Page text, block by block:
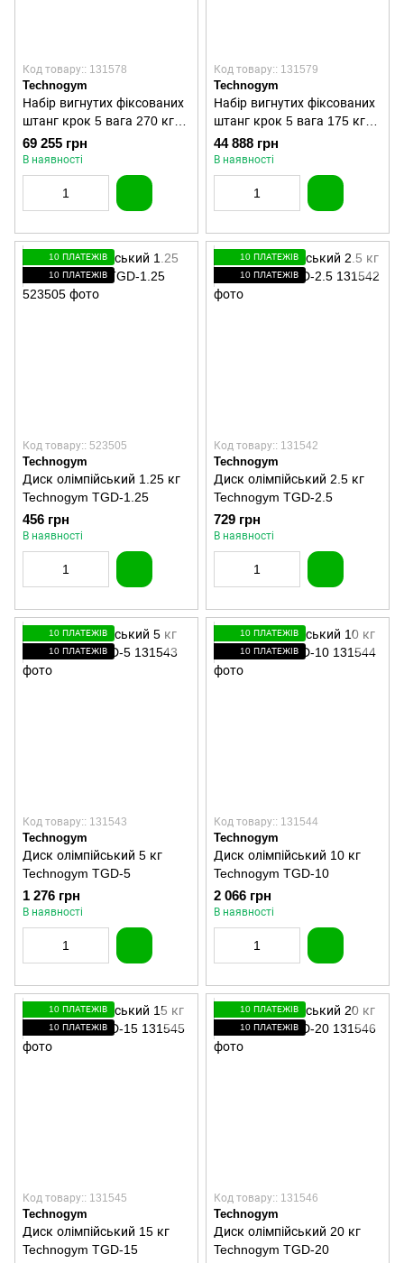
Код товару:: 131578
Technogym
Набір вигнутих фіксованих
штанг крок 5 вага 270 кг
Technogym TGW-10-50 кг
69 255 грн
В наявності
Код товару:: 131579
Technogym
Набір вигнутих фіксованих
штанг крок 5 вага 175 кг
Technogym TGW-10-40 кг
44 888 грн
В наявності
10 ПЛАТЕЖІВ
10 ПЛАТЕЖІВ
Код товару:: 523505
Technogym
Диск олімпійський 1.25 кг
Technogym TGD-1.25
456 грн
В наявності
10 ПЛАТЕЖІВ
10 ПЛАТЕЖІВ
Код товару:: 131542
Technogym
Диск олімпійський 2.5 кг
Technogym TGD-2.5
729 грн
В наявності
10 ПЛАТЕЖІВ
10 ПЛАТЕЖІВ
Код товару:: 131543
Technogym
Диск олімпійський 5 кг
Technogym TGD-5
1 276 грн
В наявності
10 ПЛАТЕЖІВ
10 ПЛАТЕЖІВ
Код товару:: 131544
Technogym
Диск олімпійський 10 кг
Technogym TGD-10
2 066 грн
В наявності
10 ПЛАТЕЖІВ
10 ПЛАТЕЖІВ
Код товару:: 131545
Technogym
Диск олімпійський 15 кг
Technogym TGD-15
10 ПЛАТЕЖІВ
10 ПЛАТЕЖІВ
Код товару:: 131546
Technogym
Диск олімпійський 20 кг
Technogym TGD-20